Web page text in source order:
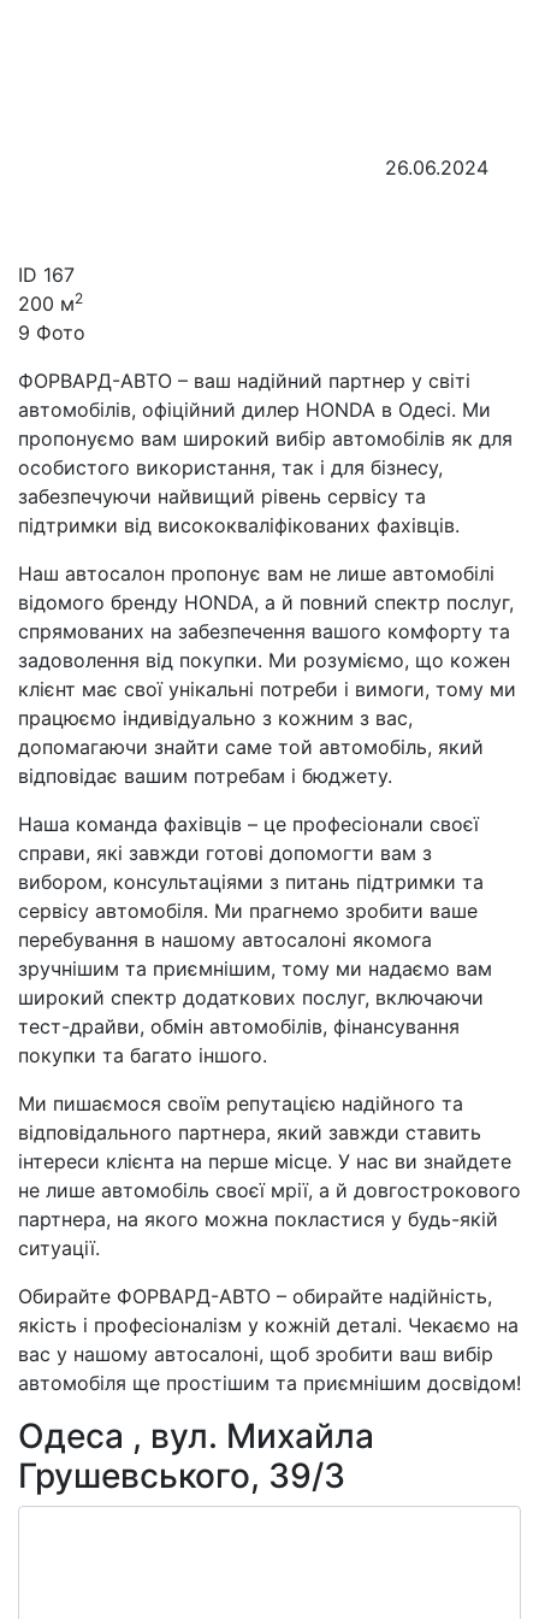
26.06.2024
ID 167
200 м2
9 Фото
ФОРВАРД-АВТО – ваш надійний партнер у світі
автомобілів, офіційний дилер HONDA в Одесі. Ми
пропонуємо вам широкий вибір автомобілів як для
особистого використання, так і для бізнесу,
забезпечуючи найвищий рівень сервісу та
підтримки від висококваліфікованих фахівців.
Наш автосалон пропонує вам не лише автомобілі
відомого бренду HONDA, а й повний спектр послуг,
спрямованих на забезпечення вашого комфорту та
задоволення від покупки. Ми розуміємо, що кожен
клієнт має свої унікальні потреби і вимоги, тому ми
працюємо індивідуально з кожним з вас,
допомагаючи знайти саме той автомобіль, який
відповідає вашим потребам і бюджету.
Наша команда фахівців – це професіонали своєї
справи, які завжди готові допомогти вам з
вибором, консультаціями з питань підтримки та
сервісу автомобіля. Ми прагнемо зробити ваше
перебування в нашому автосалоні якомога
зручнішим та приємнішим, тому ми надаємо вам
широкий спектр додаткових послуг, включаючи
тест-драйви, обмін автомобілів, фінансування
покупки та багато іншого.
Ми пишаємося своїм репутацією надійного та
відповідального партнера, який завжди ставить
інтереси клієнта на перше місце. У нас ви знайдете
не лише автомобіль своєї мрії, а й довгострокового
партнера, на якого можна покластися у будь-якій
ситуації.
Обирайте ФОРВАРД-АВТО – обирайте надійність,
якість і професіоналізм у кожній деталі. Чекаємо на
вас у нашому автосалоні, щоб зробити ваш вибір
автомобіля ще простішим та приємнішим досвідом!
Одеса , вул. Михайла
Грушевського, 39/3